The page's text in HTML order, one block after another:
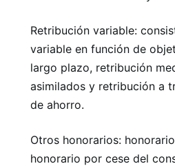
Retribución variable:
variable en función de
largo plazo, retribución
asimilados y retribución a
de ahorro.
Otros honorarios:
honorario por cese del